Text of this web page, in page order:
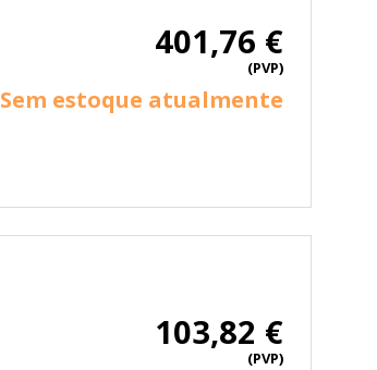
401,76 €
(PVP)
Sem estoque atualmente
103,82 €
(PVP)